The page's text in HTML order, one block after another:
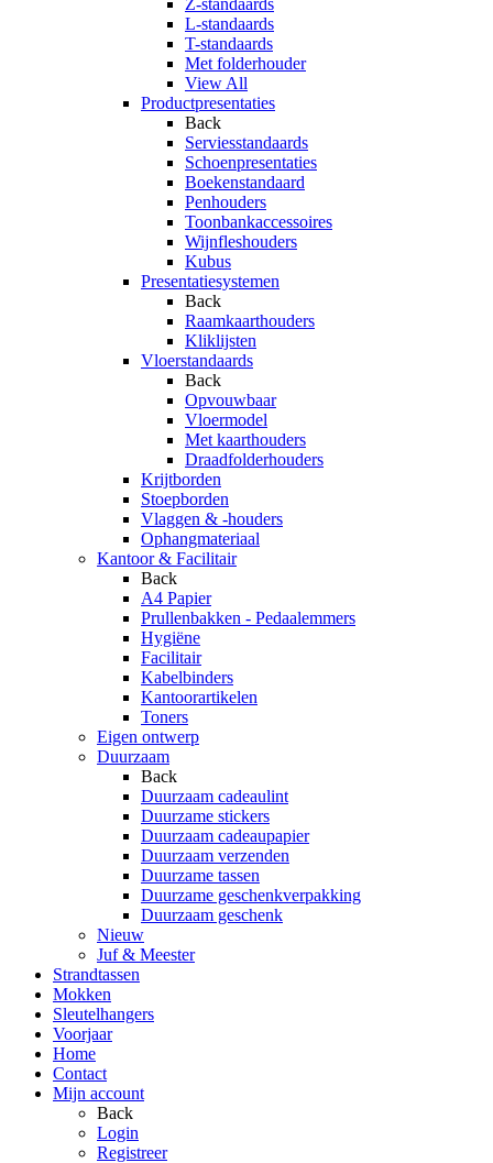
Z-standaards
L-standaards
T-standaards
Met folderhouder
View All
Productpresentaties
Back
Serviesstandaards
Schoenpresentaties
Boekenstandaard
Penhouders
Toonbankaccessoires
Wijnfleshouders
Kubus
Presentatiesystemen
Back
Raamkaarthouders
Kliklijsten
Vloerstandaards
Back
Opvouwbaar
Vloermodel
Met kaarthouders
Draadfolderhouders
Krijtborden
Stoepborden
Vlaggen & -houders
Ophangmateriaal
Kantoor & Facilitair
Back
A4 Papier
Prullenbakken - Pedaalemmers
Hygiëne
Facilitair
Kabelbinders
Kantoorartikelen
Toners
Eigen ontwerp
Duurzaam
Back
Duurzaam cadeaulint
Duurzame stickers
Duurzaam cadeaupapier
Duurzaam verzenden
Duurzame tassen
Duurzame geschenkverpakking
Duurzaam geschenk
Nieuw
Juf & Meester
Strandtassen
Mokken
Sleutelhangers
Voorjaar
Home
Contact
Mijn account
Back
Login
Registreer